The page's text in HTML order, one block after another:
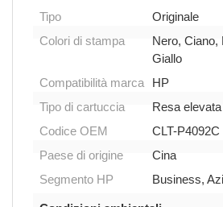
Tipo
Originale
Colori di stampa
Nero, Ciano,
Giallo
Compatibilità marca
HP
Tipo di cartuccia
Resa
Codice OEM
CLT-P4092C
Paese di origine
Cina
Segmento HP
Business,